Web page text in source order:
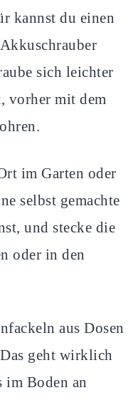
kannst du einen
sich leichter
vorher mit dem
im Garten oder
selbst gemachte
und stecke die
oder in den
aus Dosen
geht wirklich
im Boden an